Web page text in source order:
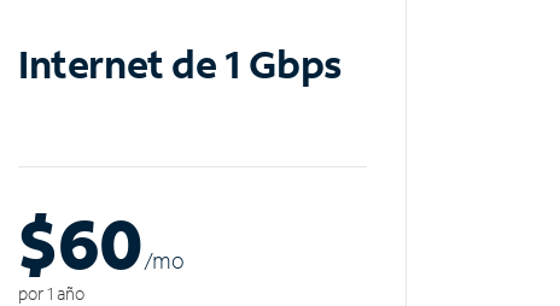
Internet de 1 Gbps
$60/mo
por 1 año